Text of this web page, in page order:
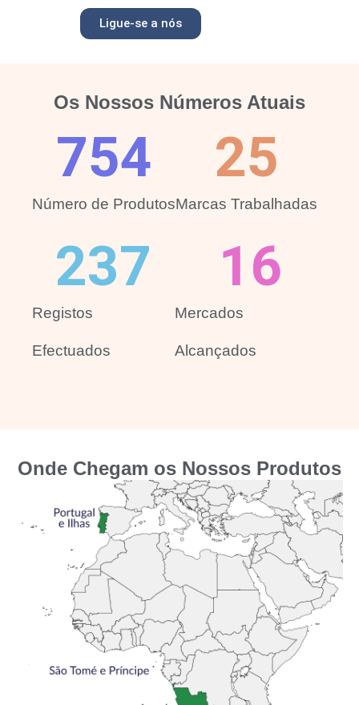
Ligue-se a nós
Os Nossos Números Atuais
Número de Produtos
754
Marcas Trabalhadas
25
Registos
Efectuados
237
Mercados
Alcançados​
16
Onde Chegam os Nossos Produtos